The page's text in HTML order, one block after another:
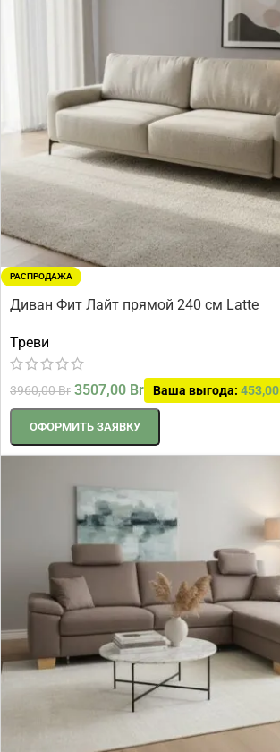
РАСПРОДАЖА
Диван Фит Лайт прямой 240 см Latte
Треви
3960,00Br 3507,00 Br Ваша выгода: 453,00
ОФОРМИТЬ ЗАЯВКУ